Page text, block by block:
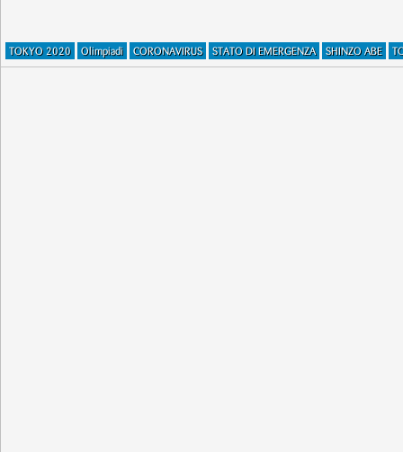
TOKYO 2020 Olimpiadi CORONAVIRUS STATO DI EMERGENZA SHINZO ABE